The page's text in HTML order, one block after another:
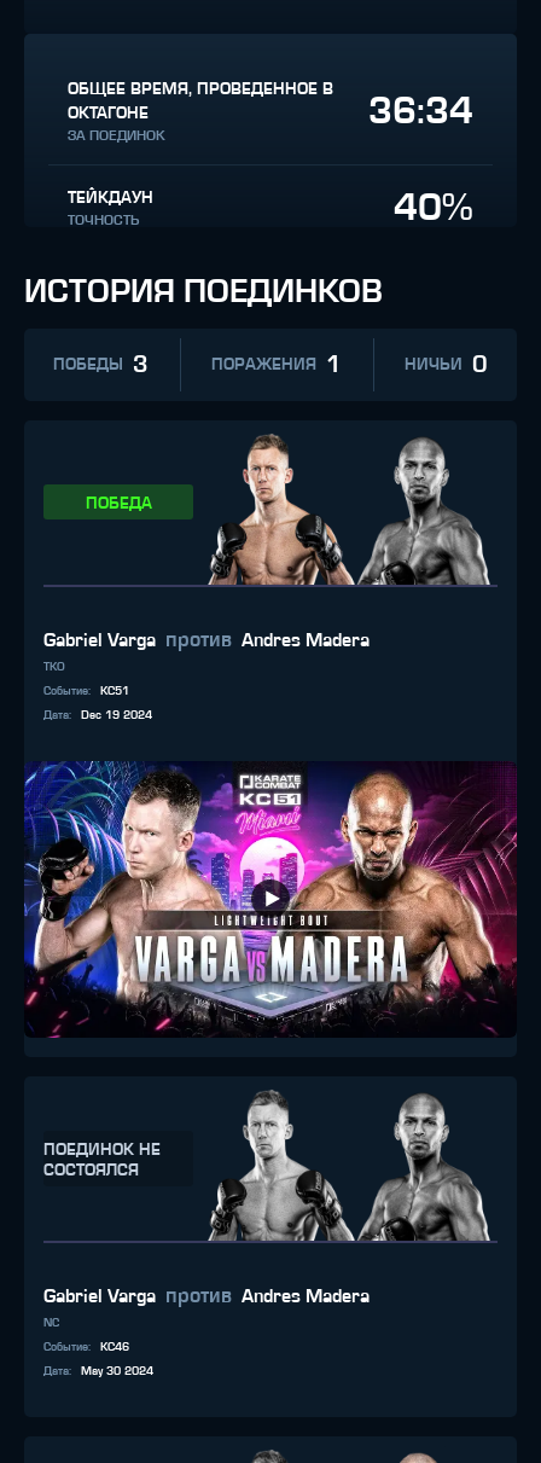
ОБЩЕЕ ВРЕМЯ, ПРОВЕДЕННОЕ В
ОКТАГОНЕ
ЗА ПОЕДИНОК
36:34
ТЕЙКДАУН
ТОЧНОСТЬ 40%
ИСТОРИЯ ПОЕДИНКОВ
ПОБЕДЫ 3 ПОРАЖЕНИЯ 1 НИЧЬИ 0
ПОБЕДА
Gabriel Varga против Andres Madera
TKO
Событие:
KC51
Дата: Dec 19 2024
ПОЕДИНОК НЕ
СОСТОЯЛСЯ
Gabriel Varga против Andres Madera
NC
Событие:
KC46
Дата: May 30 2024